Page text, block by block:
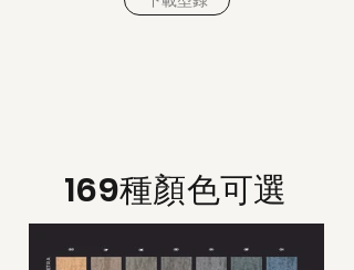
169種顏色可選